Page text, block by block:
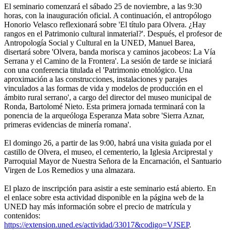
El seminario comenzará el sábado 25 de noviembre, a las 9:30
horas, con la inauguración oficial. A continuación, el antropólogo
Honorio Velasco reflexionará sobre 'El título para Olvera. ¿Hay
rangos en el Patrimonio cultural inmaterial?'. Después, el profesor de
Antropología Social y Cultural en la UNED, Manuel Barea,
disertará sobre 'Olvera, banda morisca y caminos jacobeos: La Vía
Serrana y el Camino de la Frontera'. La sesión de tarde se iniciará
con una conferencia titulada el 'Patrimonio etnológico. Una
aproximación a las construcciones, instalaciones y parajes
vinculados a las formas de vida y modelos de producción en el
ámbito rural serrano', a cargo del director del museo municipal de
Ronda, Bartolomé Nieto. Esta primera jornada terminará con la
ponencia de la arqueóloga Esperanza Mata sobre 'Sierra Aznar,
primeras evidencias de minería romana'.
El domingo 26, a partir de las 9:00, habrá una visita guiada por el
castillo de Olvera, el museo, el cementerio, la Iglesia Arciprestal y
Parroquial Mayor de Nuestra Señora de la Encarnación, el Santuario
Virgen de Los Remedios y una almazara.
El plazo de inscripción para asistir a este seminario está abierto. En
el enlace sobre esta actividad disponible en la página web de la
UNED hay más información sobre el precio de matrícula y
contenidos:
https://extension.uned.es/actividad/33017&codigo=VJSEP.